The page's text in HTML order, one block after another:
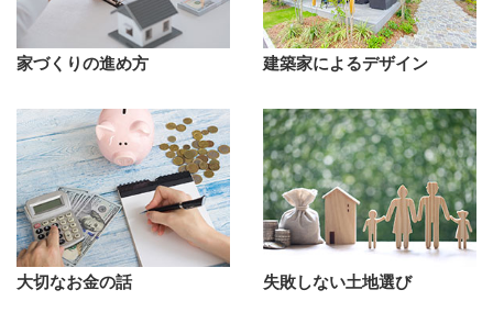
家づくりの進め方 建築家によるデザイン
大切なお金の話 失敗しない土地選び